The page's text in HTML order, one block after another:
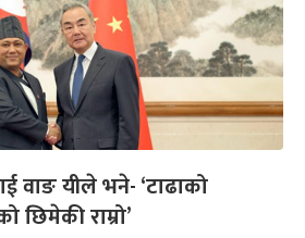
वाङ यीले भने- ‘टाढाको
राम्रो’